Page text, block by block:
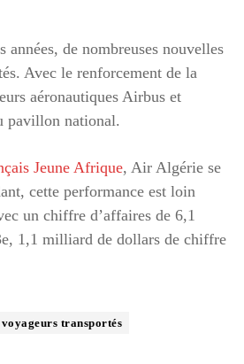
de nombreuses nouvelles
Avec le renforcement de la
aéronautiques Airbus et
pavillon national.
Jeune Afrique, Air Algérie se
cette performance est loin
un chiffre d’affaires de 6,1
1,1 milliard de dollars de chiffre
transportés